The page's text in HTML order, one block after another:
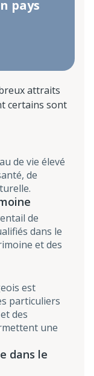
pays
attraits
certains sont
de vie élevé
de
de
dans le
et des
est
particuliers
des
une
dans le